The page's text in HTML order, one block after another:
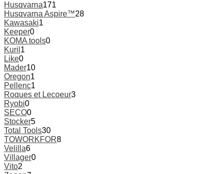
Husqvarna171
Husqvarna Aspire™28
Kawasaki1
Keeper0
KOMA tools0
Kuril 1
Like0
Mader10
Oregon1
Pellenc1
Roques et Lecoeur3
Ryobi0
SECO0
Stocker5
Total Tools30
TOWORKFOR8
Velilla6
Villager0
Vito2